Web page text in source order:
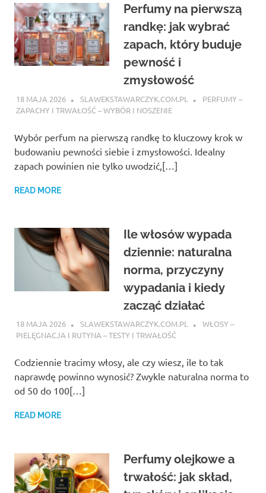
Perfumy na pierwszą
randkę: jak wybrać
zapach, który buduje
pewność i
zmysłowość
18 MAJA 2026 SLAWEKSTAWARCZYK.COM.PL
PERFUMY –
ZAPACHY I TRWAŁOŚĆ – WYBÓR I NOSZENIE
Wybór perfum na pierwszą randkę to kluczowy krok w
budowaniu pewności siebie i zmysłowości. Idealny
zapach powinien nie tylko uwodzić,[…]
READ MORE
Ile włosów wypada
dziennie: naturalna
norma, przyczyny
wypadania i kiedy
zacząć działać
18 MAJA 2026 SLAWEKSTAWARCZYK.COM.PL
WŁOSY –
PIELĘGNACJA I RUTYNA – TESTY I TRWAŁOŚĆ
Codziennie tracimy włosy, ale czy wiesz, ile to tak
naprawdę powinno wynosić? Zwykle naturalna norma to
od 50 do 100[…]
READ MORE
Perfumy olejkowe a
trwałość: jak skład,